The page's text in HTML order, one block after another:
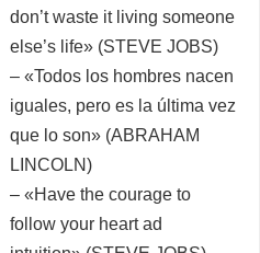
don’t waste it living someone
else’s life» (STEVE JOBS)
– «Todos los hombres nacen
iguales, pero es la última vez
que lo son» (ABRAHAM
LINCOLN)
– «Have the courage to
follow your heart ad